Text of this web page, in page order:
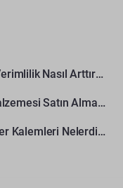
Maden Ocaklarında Operasyonel Verimlilik Nasıl Arttırılır?
Müteahhitler İçin Toptan İnşaat Malzemesi Satın Alma Rehberi
Maden Ocaklarında En Yüksek Gider Kalemleri Nelerdir?